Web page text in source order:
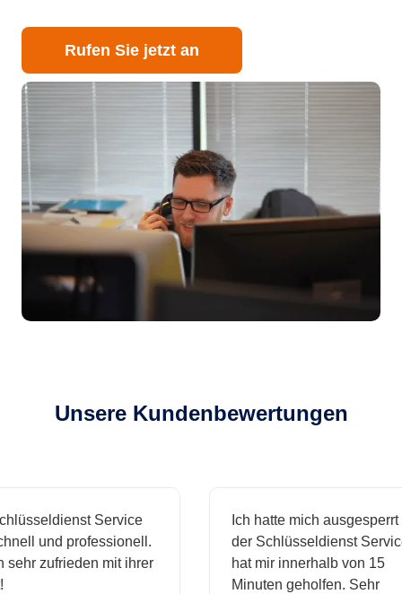
Rufen Sie jetzt an
Unsere Kundenbewertungen
Service
und professionell.
zufrieden mit ihrer
Ich hatte mich ausgesperrt und
der Schlüsseldienst Service
hat mir innerhalb von 15
Minuten geholfen. Sehr